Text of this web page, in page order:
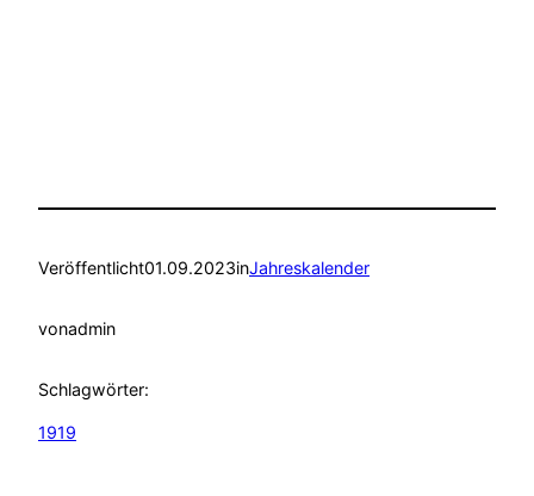
Veröffentlicht01.09.2023inJahreskalender
vonadmin
Schlagwörter:
1919